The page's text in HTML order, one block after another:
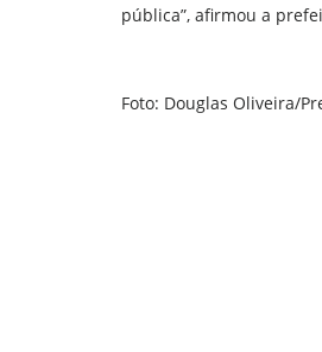
pública”, afirmou a
Foto: Douglas Oliveira/